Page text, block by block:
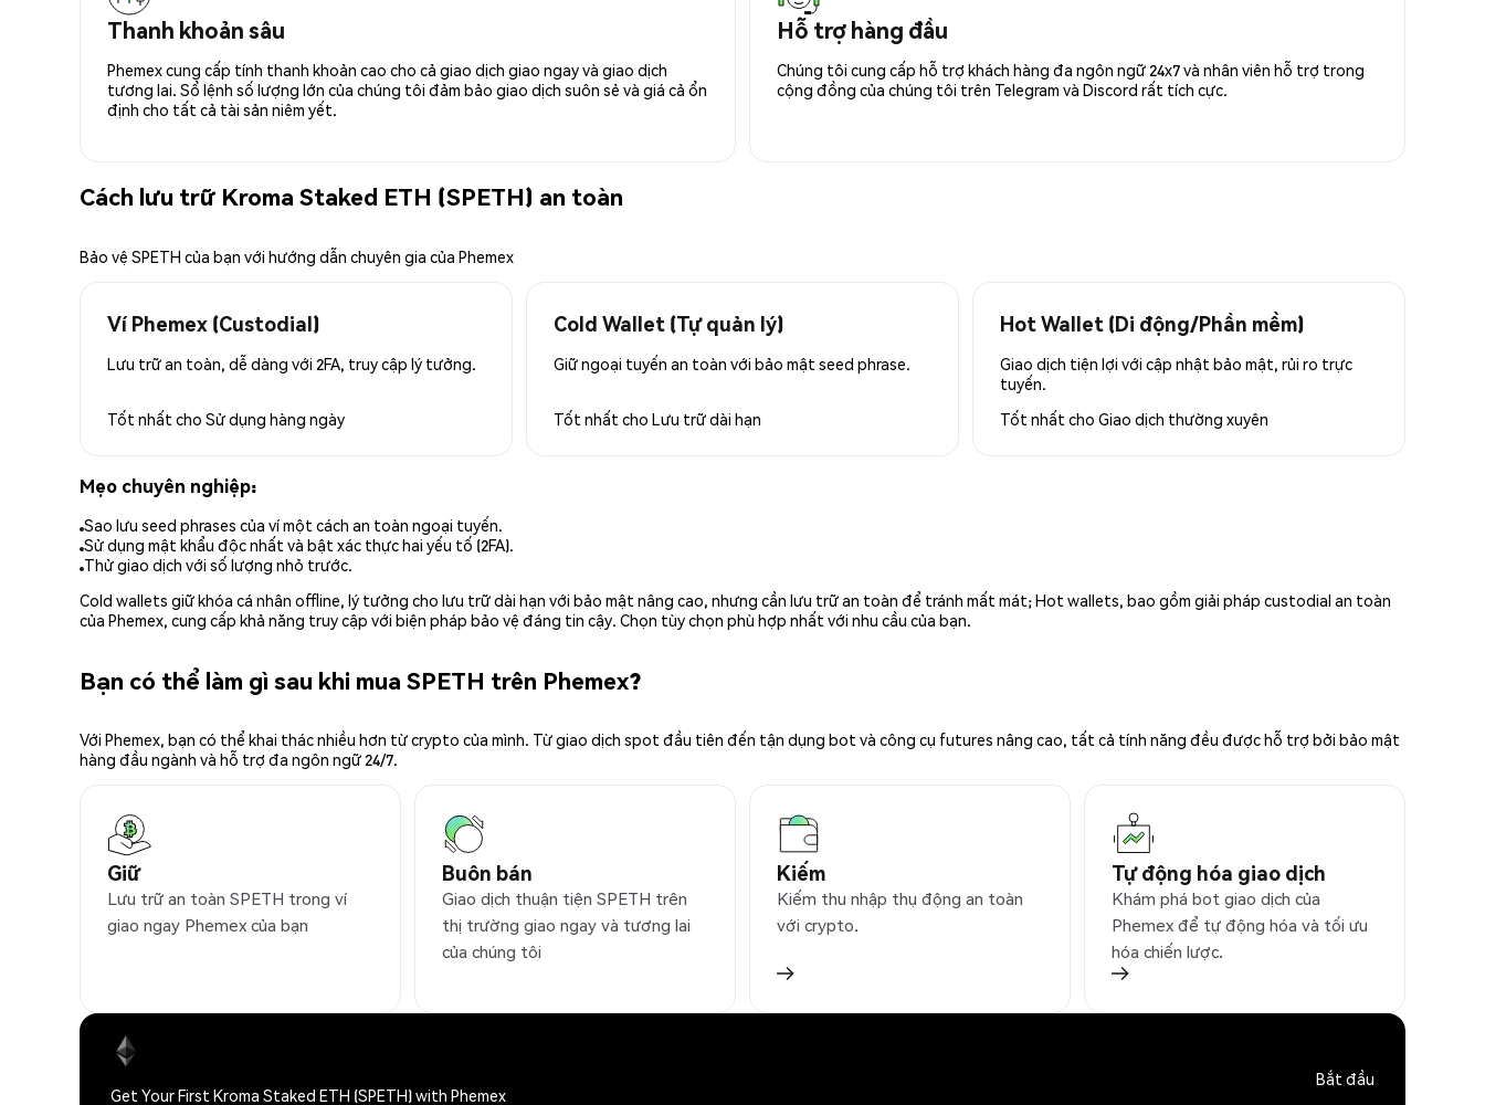
Thanh khoản sâu
Phemex cung cấp tính thanh khoản cao cho cả giao dịch giao ngay và giao dịch
tương lai. Sổ lệnh số lượng lớn của chúng tôi đảm bảo giao dịch suôn sẻ và giá cả ổn
định cho tất cả tài sản niêm yết.
Hỗ trợ hàng đầu
Chúng tôi cung cấp hỗ trợ khách hàng đa ngôn ngữ 24x7 và nhân viên hỗ trợ trong
cộng đồng của chúng tôi trên Telegram và Discord rất tích cực.
Cách lưu trữ Kroma Staked ETH (SPETH) an toàn
Bảo vệ SPETH của bạn với hướng dẫn chuyên gia của Phemex
Ví Phemex (Custodial)
Lưu trữ an toàn, dễ dàng với 2FA, truy cập lý tưởng.
Tốt nhất cho Sử dụng hàng ngày
Cold Wallet (Tự quản lý)
Giữ ngoại tuyến an toàn với bảo mật seed phrase.
Tốt nhất cho Lưu trữ dài hạn
Hot Wallet (Di động/Phần mềm)
Giao dịch tiện lợi với cập nhật bảo mật, rủi ro trực
tuyến.
Tốt nhất cho Giao dịch thường xuyên
Mẹo chuyên nghiệp:
Sao lưu seed phrases của ví một cách an toàn ngoại tuyến.
Sử dụng mật khẩu độc nhất và bật xác thực hai yếu tố (2FA).
Thử giao dịch với số lượng nhỏ trước.
Cold wallets giữ khóa cá nhân offline, lý tưởng cho lưu trữ dài hạn với bảo mật nâng cao, nhưng cần lưu trữ an toàn để tránh mất mát; Hot wallets, bao gồm giải pháp custodial an toàn
của Phemex, cung cấp khả năng truy cập với biện pháp bảo vệ đáng tin cậy. Chọn tùy chọn phù hợp nhất với nhu cầu của bạn.
Bạn có thể làm gì sau khi mua SPETH trên Phemex?
Với Phemex, bạn có thể khai thác nhiều hơn từ crypto của mình. Từ giao dịch spot đầu tiên đến tận dụng bot và công cụ futures nâng cao, tất cả tính năng đều được hỗ trợ bởi bảo mật
hàng đầu ngành và hỗ trợ đa ngôn ngữ 24/7.
Giữ
Lưu trữ an toàn SPETH trong ví
giao ngay Phemex của bạn
Buôn bán
Giao dịch thuận tiện SPETH trên
thị trường giao ngay và tương lai
của chúng tôi
Kiếm
Kiếm thu nhập thụ động an toàn
với crypto.
Tự động hóa giao dịch
Khám phá bot giao dịch của
Phemex để tự động hóa và tối ưu
hóa chiến lược.
Get Your First Kroma Staked ETH (SPETH) with Phemex
Bắt đầu